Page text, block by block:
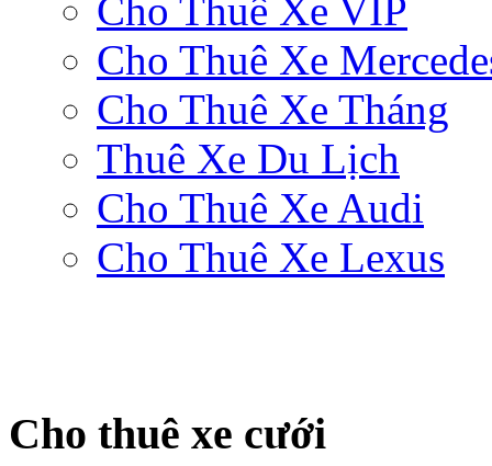
Cho Thuê Xe VIP
Cho Thuê Xe
Cho Thuê Xe Tháng
Thuê Xe Du Lịch
Cho Thuê Xe Audi
Cho Thuê Xe Lexus
Cho thuê xe cưới